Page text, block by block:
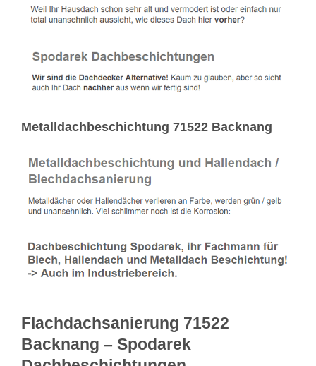
Metalldachbeschichtung 71522 Backnang
Flachdachsanierung 71522
Backnang – Spodarek